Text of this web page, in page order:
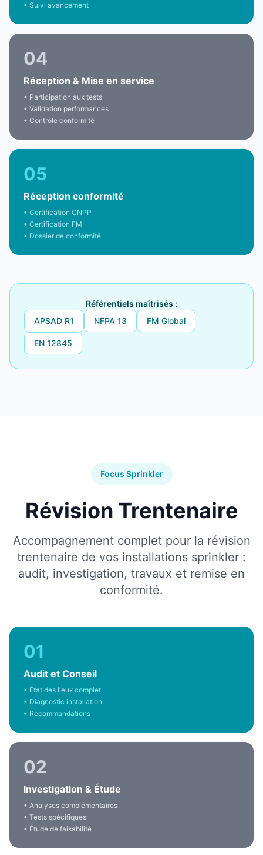
• Suivi avancement
04
Réception & Mise en service
• Participation aux tests
• Validation performances
• Contrôle conformité
05
Réception conformité
• Certification CNPP
• Certification FM
• Dossier de conformité
Référentiels maîtrisés :
APSAD R1
NFPA 13 FM Global
EN 12845
Focus Sprinkler
Révision Trentenaire
Accompagnement complet pour la révision
trentenaire de vos installations sprinkler :
audit, investigation, travaux et remise en
conformité.
01
Audit et Conseil
• État des lieux complet
• Diagnostic installation
• Recommandations
02
Investigation & Étude
• Analyses complémentaires
• Tests spécifiques
• Étude de faisabilité